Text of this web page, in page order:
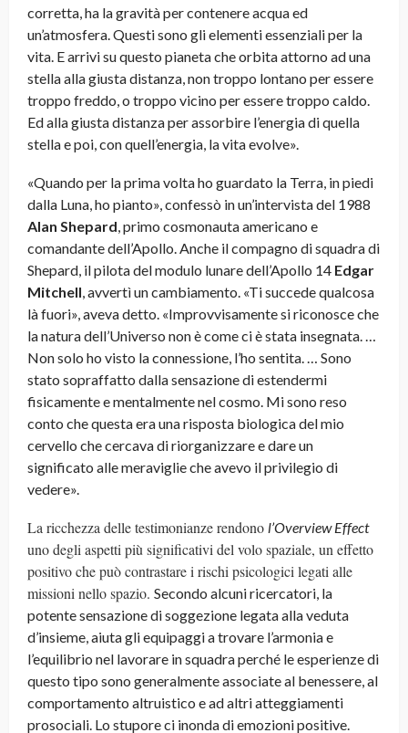
corretta, ha la gravità per contenere acqua ed
un’atmosfera. Questi sono gli elementi essenziali per la
vita. E arrivi su questo pianeta che orbita attorno ad una
stella alla giusta distanza, non troppo lontano per essere
troppo freddo, o troppo vicino per essere troppo caldo.
Ed alla giusta distanza per assorbire l’energia di quella
stella e poi, con quell’energia, la vita evolve».
«Quando per la prima volta ho guardato la Terra, in piedi
dalla Luna, ho pianto», confessò in un’intervista del 1988
Alan Shepard , primo cosmonauta americano e
comandante dell’Apollo. Anche il compagno di squadra di
Shepard, il pilota del modulo lunare dell’Apollo 14 Edgar
Mitchell , avvertì un cambiamento. «Ti succede qualcosa
là fuori», aveva detto. «Improvvisamente si riconosce che
la natura dell’Universo non è come ci è stata insegnata. …
Non solo ho visto la connessione, l’ho sentita. … Sono
stato sopraffatto dalla sensazione di estendermi
fisicamente e mentalmente nel cosmo. Mi sono reso
conto che questa era una risposta biologica del mio
cervello che cercava di riorganizzare e dare un
significato alle meraviglie che avevo il privilegio di
vedere».
La ricchezza delle testimonianze rendono l’Overview Effect
uno degli aspetti più significativi del volo spaziale, un effetto
positivo che può contrastare i rischi psicologici legati alle
missioni nello spazio. Secondo alcuni ricercatori, la
potente sensazione di soggezione legata alla veduta
d’insieme, aiuta gli equipaggi a trovare l’armonia e
l’equilibrio nel lavorare in squadra perché le esperienze di
questo tipo sono generalmente associate al benessere, al
comportamento altruistico e ad altri atteggiamenti
prosociali. Lo stupore ci inonda di emozioni positive.